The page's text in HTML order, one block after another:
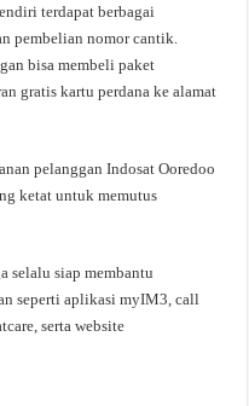
terdapat berbagai
pembelian nomor cantik.
bisa membeli paket
gratis kartu perdana ke alamat
pelanggan Indosat Ooredoo
ketat untuk memutus
selalu siap membantu
seperti aplikasi myIM3, call
serta website